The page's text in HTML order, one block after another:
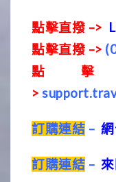
點擊直撥 –>
點擊直撥 –>
點
>
訂購連結 –
訂購連結 –